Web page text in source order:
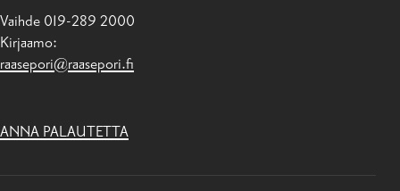
Vaihde 019-289 2000
Kirjaamo:
raasepori@raasepori.fi
ANNA PALAUTETTA